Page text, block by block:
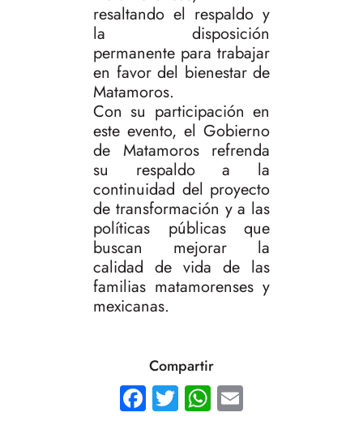
resaltando el respaldo y
la disposición
permanente para trabajar
en favor del bienestar de
Matamoros.
Con su participación en
este evento, el Gobierno
de Matamoros refrenda
su respaldo a la
continuidad del proyecto
de transformación y a las
políticas públicas que
buscan mejorar la
calidad de vida de las
familias matamorenses y
mexicanas.
Compartir
Facebook
TwitterWhatsApp